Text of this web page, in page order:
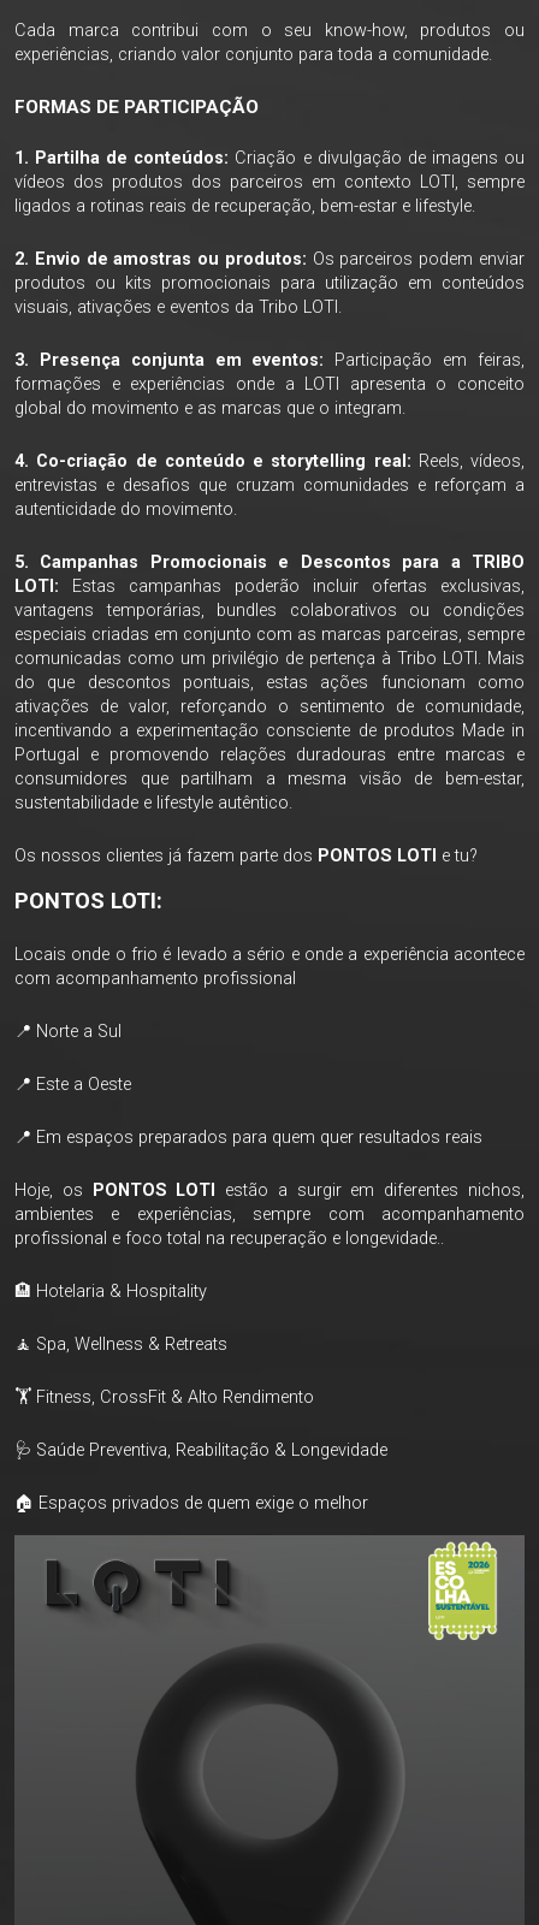
Cada marca contribui com o seu know-how, produtos ou
experiências, criando valor conjunto para toda a comunidade.
FORMAS DE PARTICIPAÇÃO
1. Partilha de conteúdos: Criação e divulgação de imagens ou
vídeos dos produtos dos parceiros em contexto LOTI, sempre
ligados a rotinas reais de recuperação, bem-estar e lifestyle.
2. Envio de amostras ou produtos: Os parceiros podem enviar
produtos ou kits promocionais para utilização em conteúdos
visuais, ativações e eventos da Tribo LOTI.
3. Presença conjunta em eventos: Participação em feiras,
formações e experiências onde a LOTI apresenta o conceito
global do movimento e as marcas que o integram.
4. Co-criação de conteúdo e storytelling real: Reels, vídeos,
entrevistas e desafios que cruzam comunidades e reforçam a
autenticidade do movimento.
5. Campanhas Promocionais e Descontos para a TRIBO
LOTI: Estas campanhas poderão incluir ofertas exclusivas,
vantagens temporárias, bundles colaborativos ou condições
especiais criadas em conjunto com as marcas parceiras, sempre
comunicadas como um privilégio de pertença à Tribo LOTI. Mais
do que descontos pontuais, estas ações funcionam como
ativações de valor, reforçando o sentimento de comunidade,
incentivando a experimentação consciente de produtos Made in
Portugal e promovendo relações duradouras entre marcas e
consumidores que partilham a mesma visão de bem-estar,
sustentabilidade e lifestyle autêntico.
Os nossos clientes já fazem parte dos PONTOS LOTI e tu?
PONTOS LOTI:
Locais onde o frio é levado a sério e onde a experiência acontece
com acompanhamento profissional
📍 Norte a Sul
📍 Este a Oeste
📍 Em espaços preparados para quem quer resultados reais
Hoje, os PONTOS LOTI estão a surgir em diferentes nichos,
ambientes e experiências, sempre com acompanhamento
profissional e foco total na recuperação e longevidade..
🏨 Hotelaria & Hospitality
🧘 Spa, Wellness & Retreats
🏋️ Fitness, CrossFit & Alto Rendimento
🩺 Saúde Preventiva, Reabilitação & Longevidade
🏠 Espaços privados de quem exige o melhor